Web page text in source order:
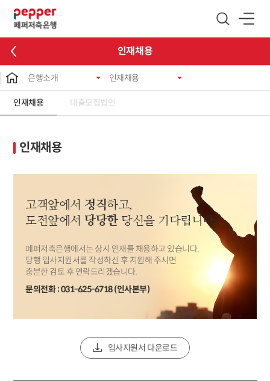
인재채용
은행소개 인재채용
인재채용 대출모집법인
인재채용
고객앞에서 정직하고,
도전앞에서당당한당신을 기다립니다.
페퍼저축은행에서는 상시 인재를 채용하고 있습니다.
당행 입사지원서를 작성하신 후 지원해 주시면
충분한 검토 후 연락드리겠습니다.
문의전화 : 031-625-6718 (인사본부)
입사지원서 다운로드